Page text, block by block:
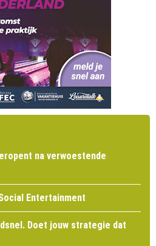
na verwoestende
Entertainment
Doet jouw strategie dat